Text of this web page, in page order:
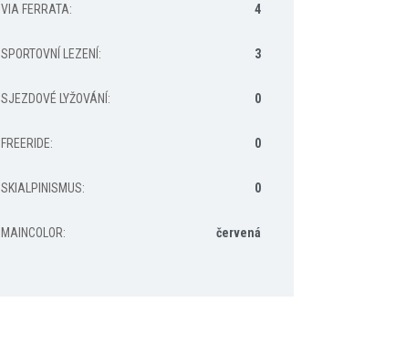
VIA FERRATA: 4
SPORTOVNÍ LEZENÍ : 3
SJEZDOVÉ LYŽOVÁNÍ : 0
FREERIDE: 0
SKIALPINISMUS: 0
MAINCOLOR: červená